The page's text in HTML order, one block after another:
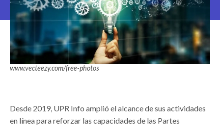
www.vecteezy.com/free-photos
Desde 2019, UPR Info amplió el alcance de sus actividades
en línea para reforzar las capacidades de las Partes